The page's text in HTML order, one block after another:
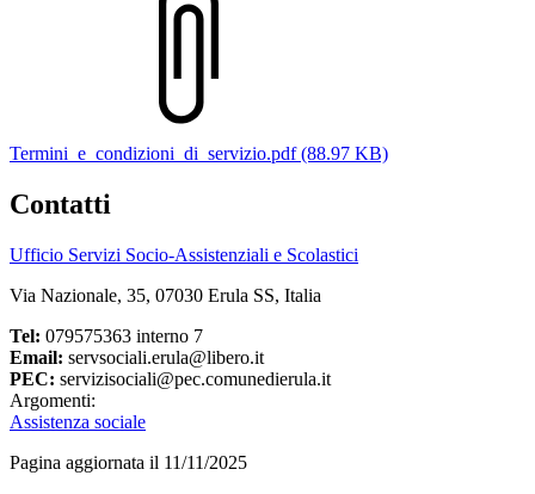
Termini_e_condizioni_di_servizio.pdf (88.97 KB)
Contatti
Ufficio Servizi Socio-Assistenziali e Scolastici
Via Nazionale, 35, 07030 Erula SS, Italia
Tel: 079575363 interno 7
Email: servsociali.erula@libero.it
PEC: servizisociali@pec.comunedierula.it
Argomenti:
Assistenza sociale
Pagina aggiornata il 11/11/2025